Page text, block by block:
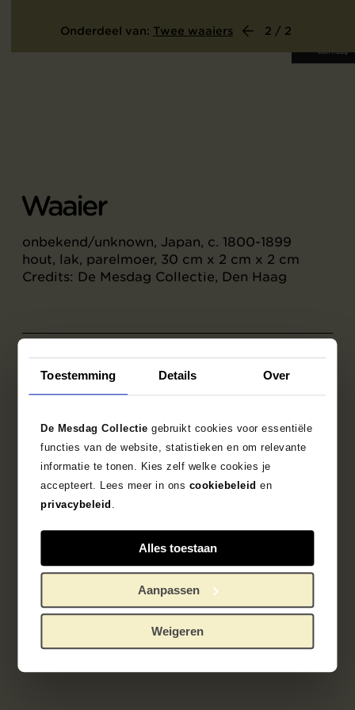
Toestemming Details Over
De Mesdag Collectie gebruikt cookies voor essentiële
functies van de website, statistieken en om relevante
informatie te tonen. Kies zelf welke cookies je
accepteert. Lees meer in ons cookiebeleid en
privacybeleid
Alles toestaan
Aanpassen
Weigeren
Onderdeel van: Twee waaiers 2 / 2
Waaier
onbekend/unknown, Japan, c. 1800-1899
hout, lak, parelmoer, 30 cm x 2 cm x 2 cm
Credits: De Mesdag Collectie, Den Haag
1891 - 1900 Japan waaier
onbekend/unknown